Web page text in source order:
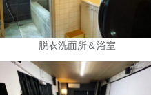
脱衣洗面所＆浴室